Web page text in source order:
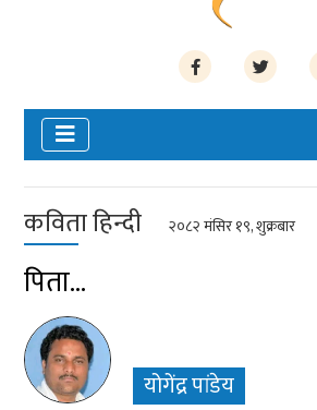
कविता हिन्दी २०८२ मंसिर १९, शुक्रबार
पिता…
योगेंद्र पांडेय